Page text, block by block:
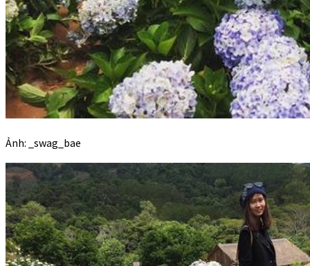
Ảnh: _swag_bae